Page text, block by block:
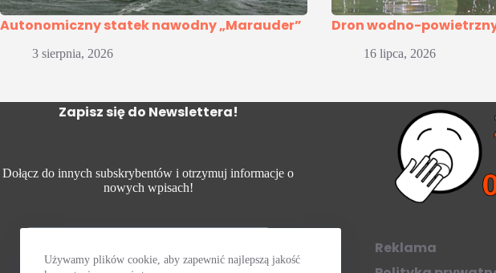
Używamy plików cookie, aby zapewnić najlepszą jakość
Autonomiczny statek nawodny „Marauder”
3 sierpnia, 2026
Dron wodno-
16 lipca, 2026
Zapisz się do Newslettera!
Dołącz do innych subskrybentów i otrzymuj informacje o
nowych wpisach!
Reklama